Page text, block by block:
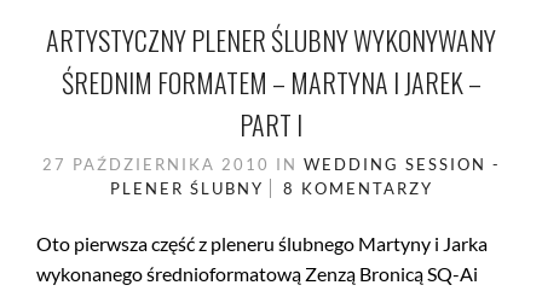
ARTYSTYCZNY PLENER ŚLUBNY WYKONYWANY
ŚREDNIM FORMATEM – MARTYNA I JAREK –
PART I
27 PAŹDZIERNIKA 2010 IN WEDDING SESSION -
PLENER ŚLUBNY
8 KOMENTARZY
Oto pierwsza część z pleneru ślubnego Martyny i Jarka
wykonanego średnioformatową Zenzą Bronicą SQ-Ai